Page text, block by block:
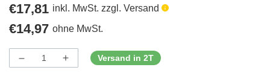
Regulärer
Preis
€17,81 inkl. MwSt. zzgl. Versand
Regulärer
Preis
€14,97 ohne MwSt.
Menge
Menge
verringern
Menge
erhöhen
Versand in 2T